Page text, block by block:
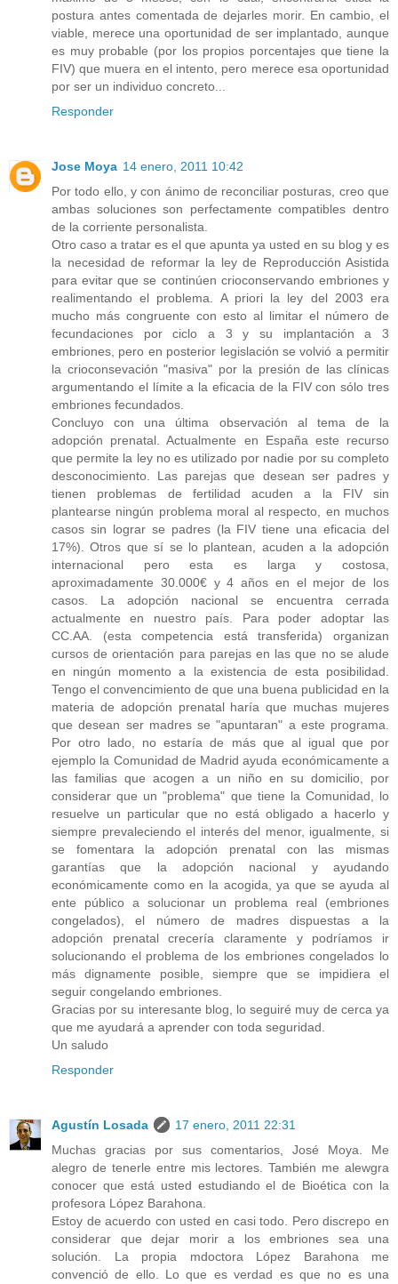
postura antes comentada de dejarles morir. En cambio, el
viable, merece una oportunidad de ser implantado, aunque
es muy probable (por los propios porcentajes que tiene la
FIV) que muera en el intento, pero merece esa oportunidad
por ser un individuo concreto...
Responder
Jose Moya 14 enero, 2011 10:42
Por todo ello, y con ánimo de reconciliar posturas, creo que
ambas soluciones son perfectamente compatibles dentro
de la corriente personalista.
Otro caso a tratar es el que apunta ya usted en su blog y es
la necesidad de reformar la ley de Reproducción Asistida
para evitar que se continúen crioconservando embriones y
realimentando el problema. A priori la ley del 2003 era
mucho más congruente con esto al limitar el número de
fecundaciones por ciclo a 3 y su implantación a 3
embriones, pero en posterior legislación se volvió a permitir
la crioconsevación "masiva" por la presión de las clínicas
argumentando el límite a la eficacia de la FIV con sólo tres
embriones fecundados.
Concluyo con una última observación al tema de la
adopción prenatal. Actualmente en España este recurso
que permite la ley no es utilizado por nadie por su completo
desconocimiento. Las parejas que desean ser padres y
tienen problemas de fertilidad acuden a la FIV sin
plantearse ningún problema moral al respecto, en muchos
casos sin lograr se padres (la FIV tiene una eficacia del
17%). Otros que sí se lo plantean, acuden a la adopción
internacional pero esta es larga y costosa,
aproximadamente 30.000€ y 4 años en el mejor de los
casos. La adopción nacional se encuentra cerrada
actualmente en nuestro país. Para poder adoptar las
CC.AA. (esta competencia está transferida) organizan
cursos de orientación para parejas en las que no se alude
en ningún momento a la existencia de esta posibilidad.
Tengo el convencimiento de que una buena publicidad en la
materia de adopción prenatal haría que muchas mujeres
que desean ser madres se "apuntaran" a este programa.
Por otro lado, no estaría de más que al igual que por
ejemplo la Comunidad de Madrid ayuda económicamente a
las familias que acogen a un niño en su domicilio, por
considerar que un "problema" que tiene la Comunidad, lo
resuelve un particular que no está obligado a hacerlo y
siempre prevaleciendo el interés del menor, igualmente, si
se fomentara la adopción prenatal con las mismas
garantías que la adopción nacional y ayudando
económicamente como en la acogida, ya que se ayuda al
ente público a solucionar un problema real (embriones
congelados), el número de madres dispuestas a la
adopción prenatal crecería claramente y podríamos ir
solucionando el problema de los embriones congelados lo
más dignamente posible, siempre que se impidiera el
seguir congelando embriones.
Gracias por su interesante blog, lo seguiré muy de cerca ya
que me ayudará a aprender con toda seguridad.
Un saludo
Responder
Agustín Losada
17 enero, 2011 22:31
Muchas gracias por sus comentarios, José Moya. Me
alegro de tenerle entre mis lectores. También me alewgra
conocer que está usted estudiando el de Bioética con la
profesora López Barahona.
Estoy de acuerdo con usted en casi todo. Pero discrepo en
considerar que dejar morir a los embriones sea una
solución. La propia mdoctora López Barahona me
convenció de ello. Lo que es verdad es que no es una